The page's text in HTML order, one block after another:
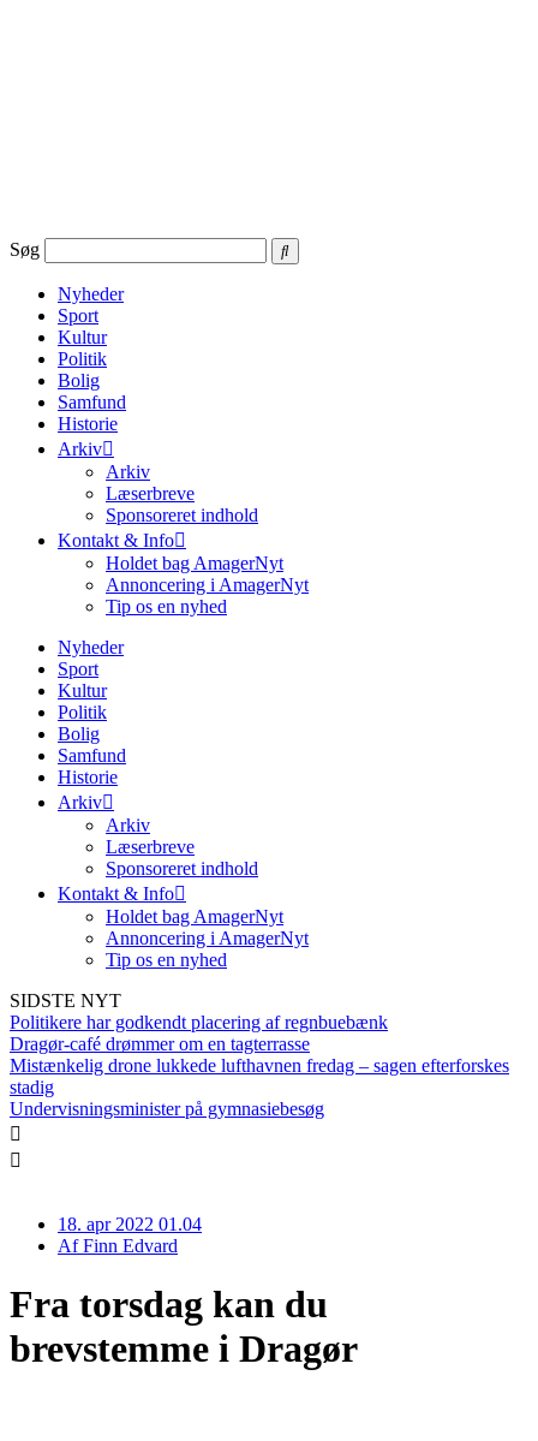
Søg
Nyheder
Sport
Kultur
Politik
Bolig
Samfund
Historie
Arkiv
Arkiv
Læserbreve
Sponsoreret indhold
Kontakt & Info
Holdet bag AmagerNyt
Annoncering i AmagerNyt
Tip os en nyhed
Nyheder
Sport
Kultur
Politik
Bolig
Samfund
Historie
Arkiv
Arkiv
Læserbreve
Sponsoreret indhold
Kontakt & Info
Holdet bag AmagerNyt
Annoncering i AmagerNyt
Tip os en nyhed
SIDSTE NYT
Politikere har godkendt placering af regnbuebænk
Dragør-café drømmer om en tagterrasse
Mistænkelig drone lukkede lufthavnen fredag – sagen efterforskes
stadig
Undervisningsminister på gymnasiebesøg
18. apr 2022 01.04
AfFinn Edvard
Fra torsdag kan du
brevstemme i Dragør